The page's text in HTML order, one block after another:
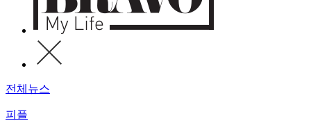
전체뉴스
피플